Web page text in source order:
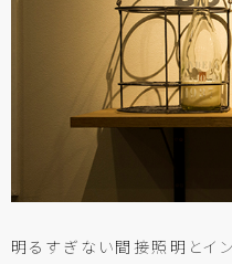
明るすぎない間接照明とイ